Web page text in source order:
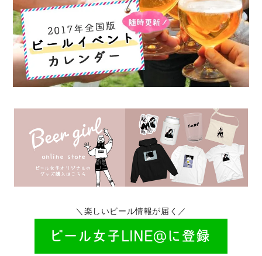
＼楽しいビール情報が届く／